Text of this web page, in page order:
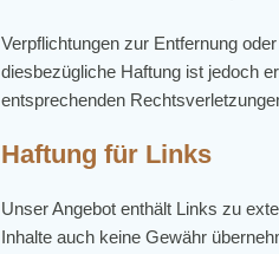
Verpflichtungen zur Entfernung
diesbezügliche Haftung ist jedoch
entsprechenden
Haftung für Links
Unser Angebot enthält Links zu
Inhalte auch keine Gewähr